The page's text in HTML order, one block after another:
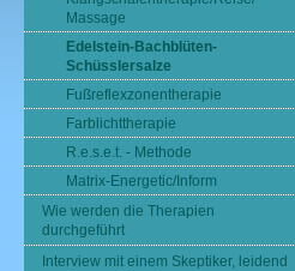
Massage
Edelstein-Bachblüten-
Schüsslersalze
Fußreflexzonentherapie
Farblichttherapie
R.e.s.e.t. - Methode
Matrix-Energetic/Inform
Wie werden die Therapien
durchgeführt
Interview mit einem Skeptiker, leidend